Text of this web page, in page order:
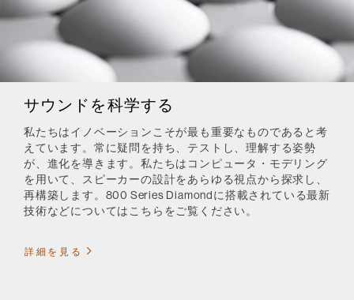
サウンドを科学する
私たちはイノベーションこそが最も重要なものであると考
えています。常に疑問を持ち、テストし、理解する姿勢
が、進化を導きます。私たちはコンピュータ・モデリング
を用いて、スピーカーの設計をあらゆる視点から探求し、
再構築します。800 Series Diamondに搭載されている最新
技術などについてはこちらをご覧ください。
詳細を見る